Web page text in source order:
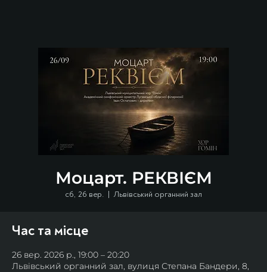
Моцарт. РЕКВІЄМ
сб, 26 вер.
  |
Львівський органний зал
Час та місце
26 вер. 2026 р., 19:00 – 20:20
Львівський органний зал, вулиця Степана Бандери, 8,